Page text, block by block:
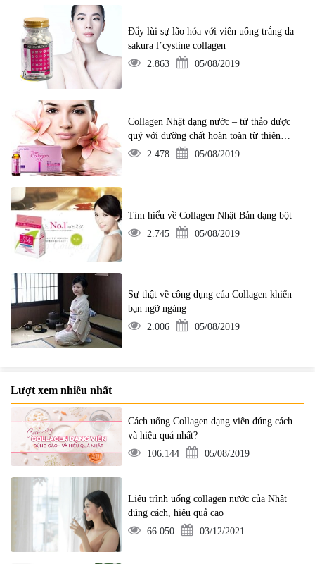
Đẩy lùi sự lão hóa với viên uống trắng da
sakura l’cystine collagen
2.863
05/08/2019
Collagen Nhật dạng nước – từ thảo dược
quý với dưỡng chất hoàn toàn từ thiên
nhiên2.478 05/08/2019
Tìm hiểu về Collagen Nhật Bản dạng bột
2.745
05/08/2019
Sự thật về công dụng của Collagen khiến
bạn ngỡ ngàng
2.006
05/08/2019
Lượt xem nhiều nhất
Cách uống Collagen dạng viên đúng cách
và hiệu quả nhất?
106.144
05/08/2019
Liệu trình uống collagen nước của Nhật
đúng cách, hiệu quả cao
66.050
03/12/2021